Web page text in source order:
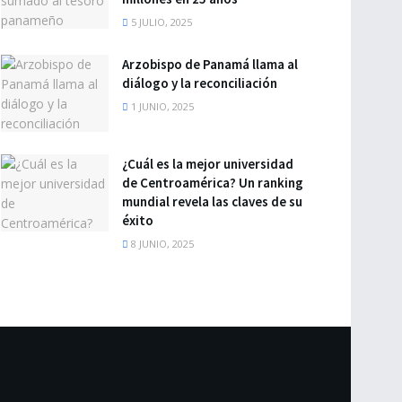
5 JULIO, 2025
Arzobispo de Panamá llama al
diálogo y la reconciliación
1 JUNIO, 2025
¿Cuál es la mejor universidad
de Centroamérica? Un ranking
mundial revela las claves de su
éxito
8 JUNIO, 2025